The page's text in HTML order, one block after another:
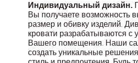
Индивидуальный дизайн.
Вы получаете возможность
размер и обивку изделий.
кровати разрабатываются с
Вашего помещения. Наши
создать уникальные